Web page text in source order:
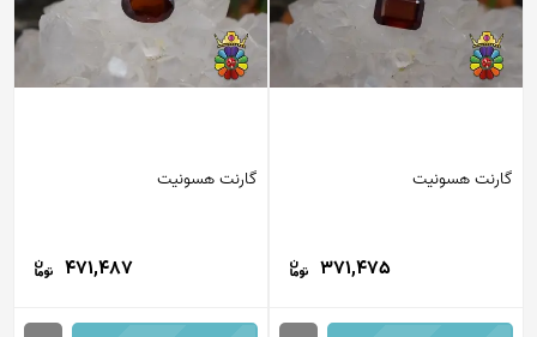
گارنت هسونیت
371,475
گارنت هسونیت
471,487